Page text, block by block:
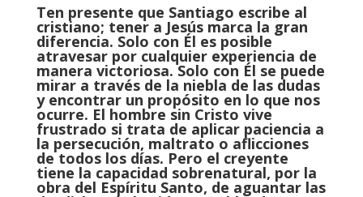
Ten presente que Santiago escribe al
cristiano; tener a Jesús marca la gran
diferencia. Solo con Él es posible
atravesar por cualquier experiencia de
manera victoriosa. Solo con Él se puede
mirar a través de la niebla de las dudas
y encontrar un propósito en lo que nos
ocurre. El hombre sin Cristo vive
frustrado si trata de aplicar paciencia a
la persecución, maltrato o aflicciones
de todos los días. Pero el creyente
tiene la capacidad sobrenatural, por la
obra del Espíritu Santo, de aguantar las